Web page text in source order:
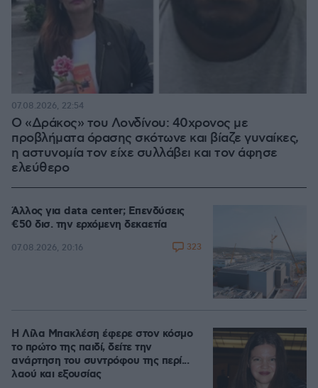
Ο «Δράκος» του Λονδίνου: 40χρονος με
προβλήματα όρασης σκότωνε και βίαζε γυναίκες,
η αστυνομία τον είχε συλλάβει και τον άφησε
ελεύθερο
07.08.2026, 22:54
Άλλος για data center; Επενδύσεις
€50 δισ. την ερχόμενη δεκαετία
07.08.2026, 20:16 323
Η Λίλα Μπακλέση έφερε στον κόσμο
το πρώτο της παιδί, δείτε την
ανάρτηση του συντρόφου της περί...
λαού και εξουσίας